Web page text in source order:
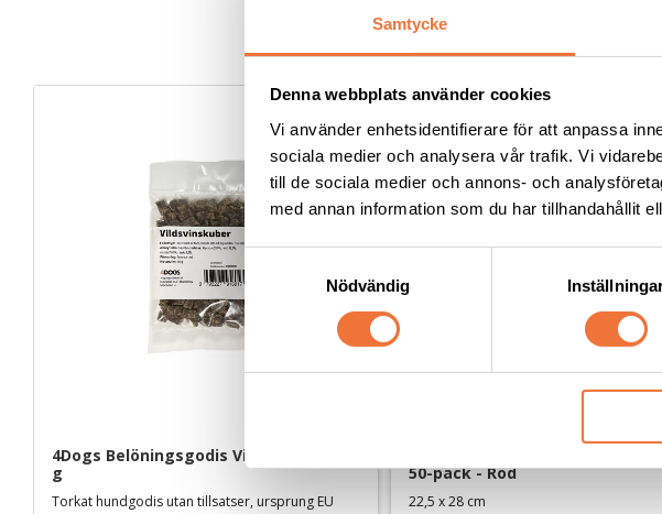
Samtycke
Denna webbplats använder cookies
Vi använder enhetsidentifierare för att anpassa
sociala medier och analysera vår trafik. Vi
till de sociala medier och annons- och
med annan information som du har tillhandahållit
a
m
t
s
v
Nödvändig
4Dogs Belöningsgodis Vildsvin ca 100
g
Torkat hundgodis utan tillsatser, ursprung EU
50-pack - Röd
22,5 x 28 cm